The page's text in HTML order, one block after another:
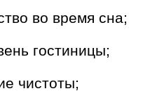
во время сна;
гостиницы;
чистоты;